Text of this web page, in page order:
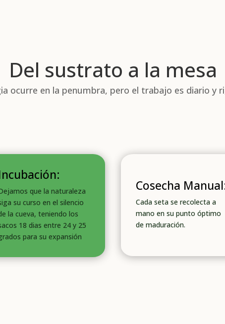
Del sustrato a la mesa
ocurre en la penumbra, pero el trabajo es diario y
que la naturaleza
su curso en el silencio
la cueva, teniendo los
18 dias entre 24 y 25
para su expansión
Cosecha
Cada seta se recolecta a
mano en su punto óptimo
de maduración.